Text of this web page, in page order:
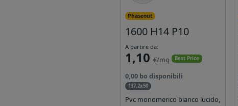
Phaseout
1600 H14 P10
A partire da:
1,10 €/mq Best Price
0,00 bo disponibili
137,2x50
Pvc monomerico bianco lucido,